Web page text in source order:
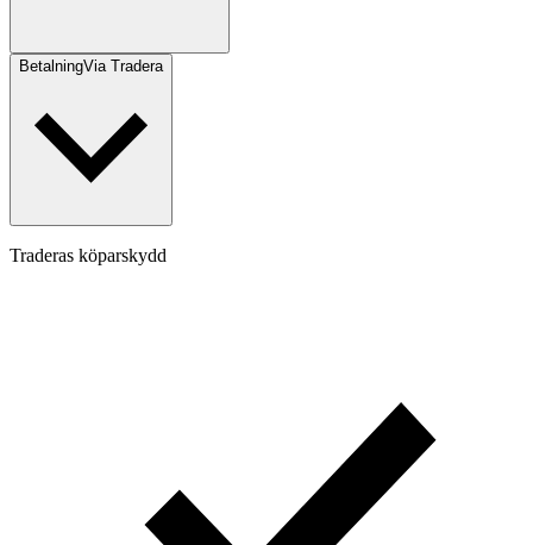
BetalningVia Tradera
Traderas köparskydd